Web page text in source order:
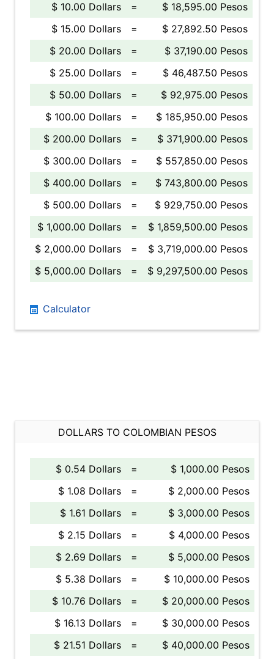
$ 10.00 Dollars
=
$ 18,595.00 Pesos
$ 15.00 Dollars
=
$ 27,892.50 Pesos
$ 20.00 Dollars
=
$ 37,190.00 Pesos
$ 25.00 Dollars
=
$ 46,487.50 Pesos
$ 50.00 Dollars
=
$ 92,975.00 Pesos
$ 100.00 Dollars
=
$ 185,950.00 Pesos
$ 200.00 Dollars
=
$ 371,900.00 Pesos
$ 300.00 Dollars
=
$ 557,850.00 Pesos
$ 400.00 Dollars
=
$ 743,800.00 Pesos
$ 500.00 Dollars
=
$ 929,750.00 Pesos
$ 1,000.00 Dollars
=
$ 1,859,500.00 Pesos
$ 2,000.00 Dollars
=
$ 3,719,000.00 Pesos
$ 5,000.00 Dollars
= $ 9,297,500.00 Pesos
Calculator
DOLLARS TO COLOMBIAN PESOS
$ 0.54 Dollars =
$ 1,000.00 Pesos
$ 1.08 Dollars
=
$ 2,000.00 Pesos
$ 1.61 Dollars
=
$ 3,000.00 Pesos
$ 2.15 Dollars
=
$ 4,000.00 Pesos
$ 2.69 Dollars
=
$ 5,000.00 Pesos
$ 5.38 Dollars
=
$ 10,000.00 Pesos
$ 10.76 Dollars
=
$ 20,000.00 Pesos
$ 16.13 Dollars
=
$ 30,000.00 Pesos
$ 21.51 Dollars
= $ 40,000.00 Pesos